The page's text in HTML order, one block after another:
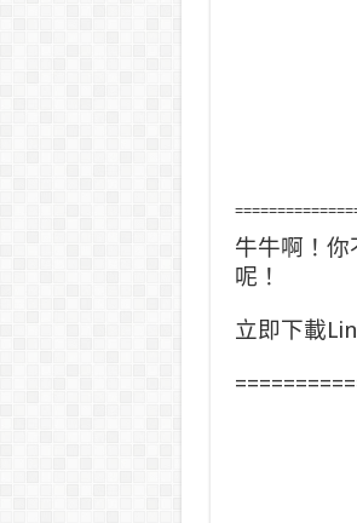
牛牛啊！
呢！
立即下載